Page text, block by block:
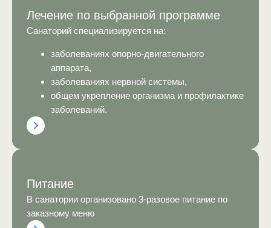
Лечение по выбранной программе
Санаторий специализируется на:
заболеваниях опорно-двигательного
аппарата,
заболеваниях нервной системы,
общем укрепление организма и профилактике
заболеваний.
Питание
В санатории организовано 3-разовое питание по
заказному меню